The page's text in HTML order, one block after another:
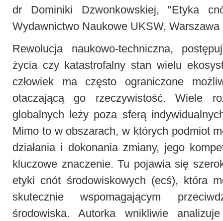
dr Dominiki Dzwonkowskiej, "Etyka
Wydawnictwo Naukowe UKSW, Warszawa
Rewolucja naukowo-techniczna,
życia czy katastrofalny stan wielu
człowiek ma często ograniczone
otaczającą go rzeczywistość. Wiele
globalnych leży poza sferą
Mimo to w obszarach, w których podmiot
działania i dokonania zmiany, jego
kluczowe znaczenie. Tu pojawia się
etyki cnót środowiskowych (ecś), która
skutecznie wspomagającym
środowiska. Autorka wnikliwie